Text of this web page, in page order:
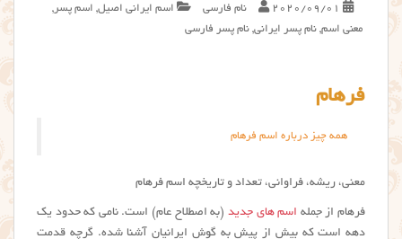
2020/09/01 نام فارسی اسم ایرانی اصیل, اسم پسر ,
معنی اسم, نام پسر ایرانی, نام پسر فارسی
فرهام
همه چیز درباره اسم فرهام
معنی، ریشه، فراوانی، تعداد و تاریخچه اسم فرهام
فرهام از جمله اسم های جدید (به اصطلاح عام) است. نامی که حدود یک
دهه است که بیش از پیش به گوش ایرانیان آشنا شده. گرچه قدمت